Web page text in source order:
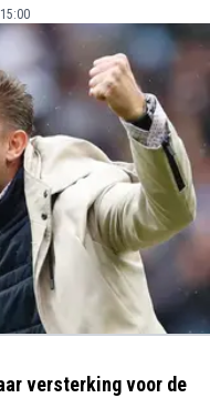
versterking voor de